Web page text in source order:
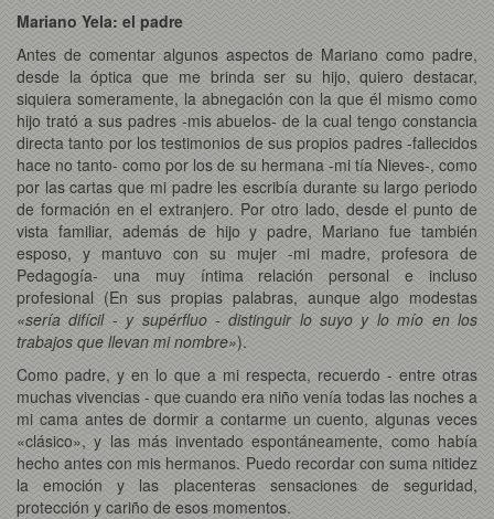
Mariano Yela: el padre
Antes de comentar algunos aspectos de Mariano como padre,
desde la óptica que me brinda ser su hijo, quiero destacar,
siquiera someramente, la abnegación con la que él mismo como
hijo trató a sus padres -mis abuelos- de la cual tengo constancia
directa tanto por los testimonios de sus propios padres -fallecidos
hace no tanto- como por los de su hermana -mi tía Nieves-, como
por las cartas que mi padre les escribía durante su largo periodo
de formación en el extranjero. Por otro lado, desde el punto de
vista familiar, además de hijo y padre, Mariano fue también
esposo, y mantuvo con su mujer -mi madre, profesora de
Pedagogía- una muy íntima relación personal e incluso
profesional (En sus propias palabras, aunque algo modestas
«sería difícil - y supérfluo - distinguir lo suyo y lo mío en los
trabajos que llevan mi nombre»).
Como padre, y en lo que a mi respecta, recuerdo - entre otras
muchas vivencias - que cuando era niño venía todas las noches a
mi cama antes de dormir a contarme un cuento, algunas veces
«clásico», y las más inventado espontáneamente, como había
hecho antes con mis hermanos. Puedo recordar con suma nitidez
la emoción y las placenteras sensaciones de seguridad,
protección y cariño de esos momentos.